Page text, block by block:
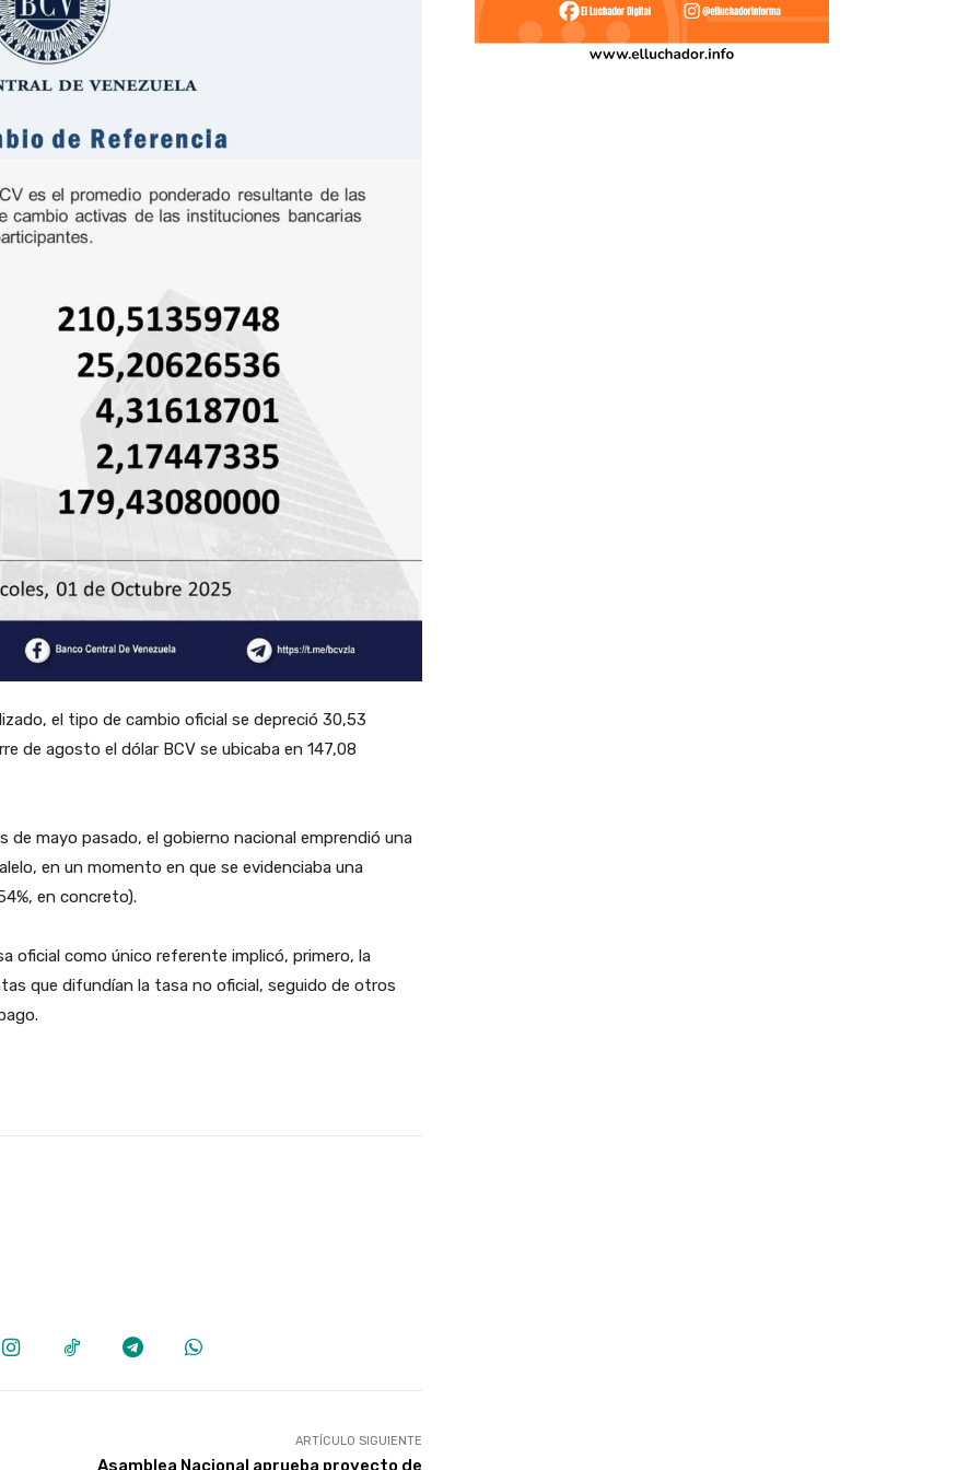
el tipo de cambio oficial se depreció 30,53
de agosto el dólar BCV se ubicaba en 147,08
de mayo pasado, el gobierno nacional emprendió una
en un momento en que se evidenciaba una
en concreto).
oficial como único referente implicó, primero, la
que difundían la tasa no oficial, seguido de otros
ARTÍCULO SIGUIENTE
Asamblea Nacional aprueba proyecto de